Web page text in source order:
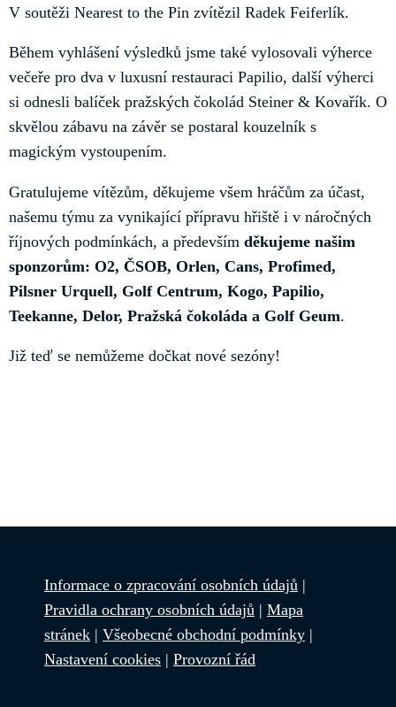
V soutěži Nearest to the Pin zvítězil Radek Feiferlík.
Během vyhlášení výsledků jsme také vylosovali výherce
večeře pro dva v luxusní restauraci Papilio, další výherci
si odnesli balíček pražských čokolád Steiner & Kovařík. O
skvělou zábavu na závěr se postaral kouzelník s
magickým vystoupením.
Gratulujeme vítězům, děkujeme všem hráčům za účast,
našemu týmu za vynikající přípravu hřiště i v náročných
říjnových podmínkách, a především děkujeme našim
sponzorům: O2, ČSOB, Orlen, Cans, Profimed,
Pilsner Urquell, Golf Centrum, Kogo, Papilio,
Teekanne, Delor, Pražská čokoláda a Golf Geum.
Již teď se nemůžeme dočkat nové sezóny!
Informace o zpracování osobních údajů |
Pravidla ochrany osobních údajů | Mapa
stránek | Všeobecné obchodní podmínky |
Nastavení cookies | Provozní řád